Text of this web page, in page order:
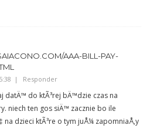
AAA-BILL-PAY-
Responder
datÄ™ do ktÃ³rej bÄ™dzie czas na
niech ten gos siÄ™ zacznie bo ile
na dzieci ktÃ³re o tym juÅ¼ zapomniaÅ‚y